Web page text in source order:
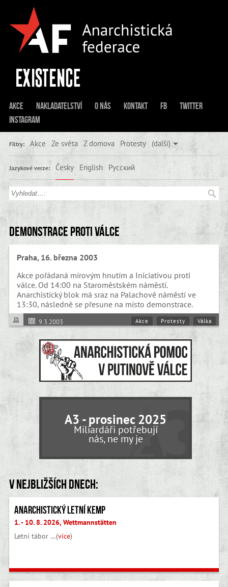
Akce Nakladatelství O nás Kontakt FB
Twitter
Instagram
Filtry: Akce Ze světa Z domova Protesty (další)
Jazykové verze: Česky English Русский
Demonstrace proti válce
Praha, 16. března 2003
Akce pořádaná mírovým hnutím a Iniciativou proti
válce. Od 14:00 na Staroměstském náměstí.
Anarchistický blok má sraz na Palachově náměstí ve
13:30, následně se přesune na místo demonstrace.
9.3.2003 Akce Protesty Válka
A3 - prosinec 2025
Miliardáři potřebují
nás, ne my je
V nejbližších dnech:
Anarchistický letní kemp
1. - 10. 8. 2026, Wettmannstätten
Letní tábor …(více)